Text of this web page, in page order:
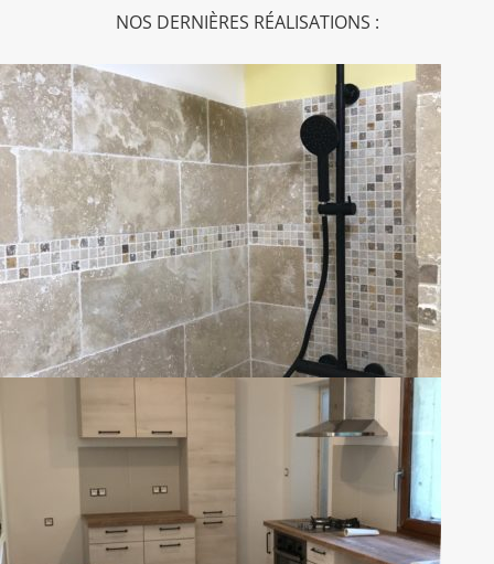
NOS DERNIÈRES RÉALISATIONS :